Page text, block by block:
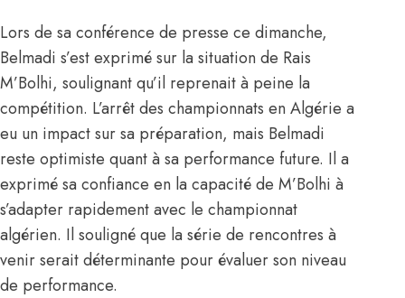
Lors de sa conférence de presse ce dimanche,
Belmadi s’est exprimé sur la situation de Rais
M’Bolhi, soulignant qu’il reprenait à peine la
compétition. L’arrêt des championnats en Algérie a
eu un impact sur sa préparation, mais Belmadi
reste optimiste quant à sa performance future. Il a
exprimé sa confiance en la capacité de M’Bolhi à
s’adapter rapidement avec le championnat
algérien. Il souligné que la série de rencontres à
venir serait déterminante pour évaluer son niveau
de performance.